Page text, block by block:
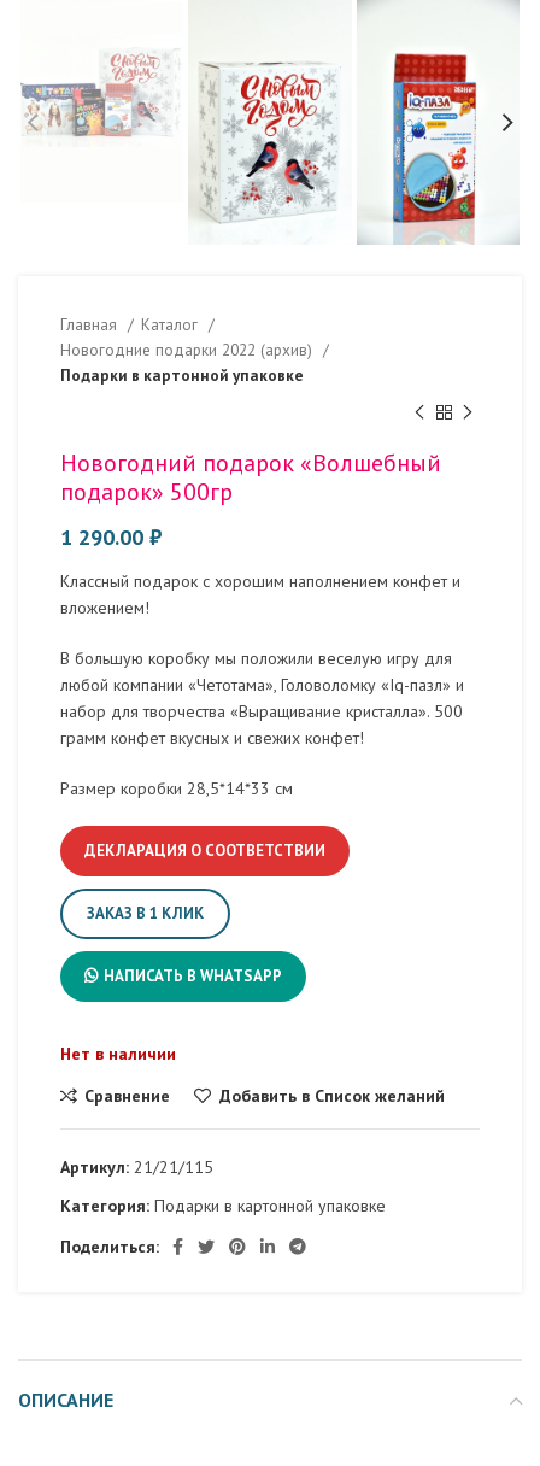
Главная
Каталог
Новогодние подарки 2022 (архив)
Подарки в картонной упаковке
Новогодний подарок «Волшебный
подарок» 500гр
1 290.00 ₽
Классный подарок с хорошим наполнением конфет и
вложением!
В большую коробку мы положили веселую игру для
любой компании «Четотама», Головоломку «Iq-пазл» и
набор для творчества «Выращивание кристалла». 500
грамм конфет вкусных и свежих конфет!
Размер коробки 28,5*14*33 см
ДЕКЛАРАЦИЯ О СООТВЕТСТВИИ
ЗАКАЗ В 1 КЛИК
НАПИСАТЬ В WHATSAPP
Нет в наличии
Сравнение
Добавить в Список желаний
Артикул: 21/21/115
Категория: Подарки в картонной упаковке
Поделиться:
ОПИСАНИЕ